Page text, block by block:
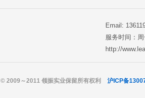
Email:
服务时间：
http://
© 2009～2011 领振实业保留所有权利 沪ICP备